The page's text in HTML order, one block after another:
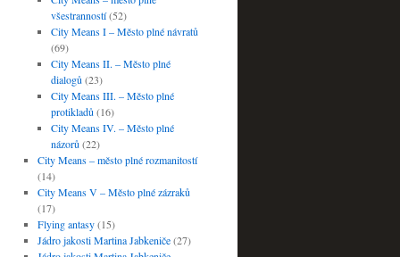
všestranností(52)
City Means I – Město plné návratů
(69)
City Means II. – Město plné
dialogů (23)
City Means III. – Město plné
protikladů (16)
City Means IV. – Město plné
názorů (22)
City Means – město plné rozmanitostí
(14)
City Means V – Město plné zázraků
(17)
Flying antasy(15)
Jádro jakosti Martina Jabkeniče(27)